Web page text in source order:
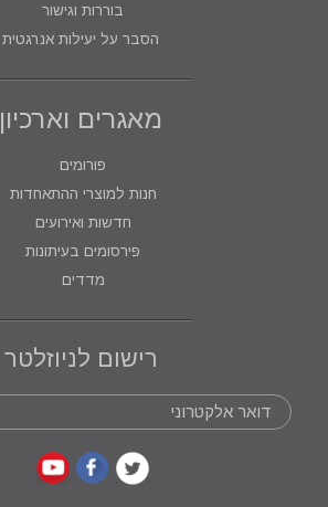
בוררות וגישור
הסבר על יעילות אנרגטית
מאגרים וארכיון
פורומים
חנות למוצרי ההתאחדות
חדשות ואירועים
פירסומים בעיתונות
מדדים
רישום לניוזלטר